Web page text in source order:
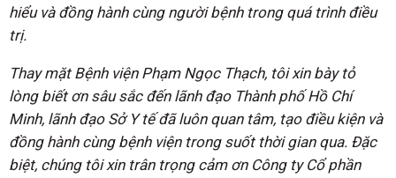
hiểu và đồng hành cùng người bệnh trong quá trình điều
trị.
Thay mặt Bệnh viện Phạm Ngọc Thạch, tôi xin bày tỏ
lòng biết ơn sâu sắc đến lãnh đạo Thành phố Hồ Chí
Minh, lãnh đạo Sở Y tế đã luôn quan tâm, tạo điều kiện và
đồng hành cùng bệnh viện trong suốt thời gian qua. Đặc
biệt, chúng tôi xin trân trọng cảm ơn Công ty Cổ phần